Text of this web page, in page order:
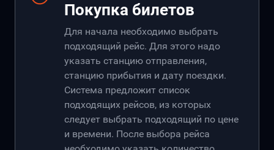
Покупка билетов
Для начала необходимо выбрать
подходящий рейс. Для этого надо
указать станцию отправления,
станцию прибытия и дату поездки.
Система предложит список
подходящих рейсов, из которых
следует выбрать подходящий по цене
и времени. После выбора рейса